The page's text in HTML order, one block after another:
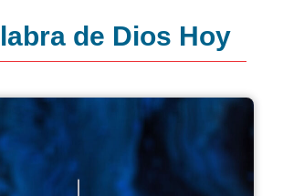
de Dios Hoy